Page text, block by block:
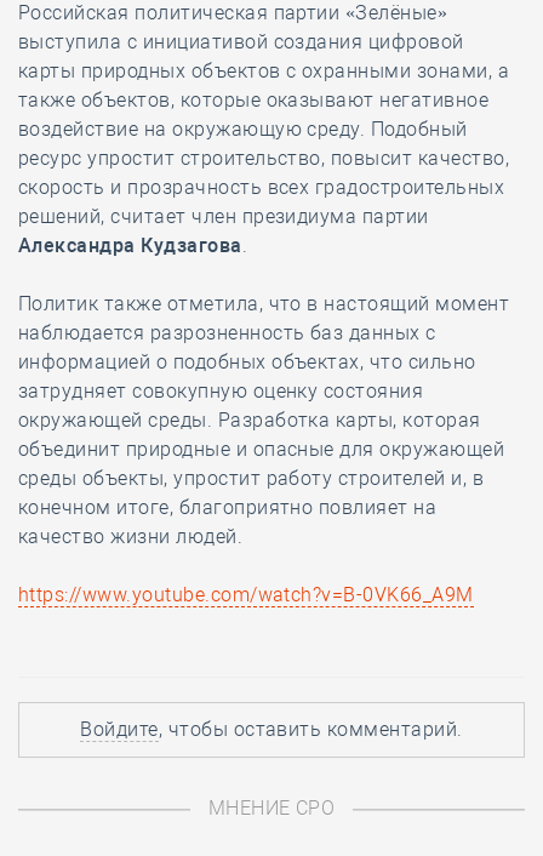
Российская политическая партии «Зелёные»
выступила с инициативой создания цифровой
карты природных объектов с охранными зонами, а
также объектов, которые оказывают негативное
воздействие на окружающую среду. Подобный
ресурс упростит строительство, повысит качество,
скорость и прозрачность всех градостроительных
решений, считает член президиума партии
Александра Кудзагова.
Политик также отметила, что в настоящий момент
наблюдается разрозненность баз данных с
информацией о подобных объектах, что сильно
затрудняет совокупную оценку состояния
окружающей среды. Разработка карты, которая
объединит природные и опасные для окружающей
среды объекты, упростит работу строителей и, в
конечном итоге, благоприятно повлияет на
качество жизни людей.
https://www.youtube.com/watch?v=B-0VK66_A9M
Войдите, чтобы оставить комментарий.
МНЕНИЕ СРО